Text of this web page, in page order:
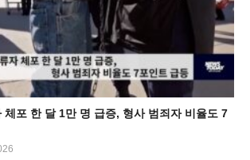
체포 한 달 1만 명 급증, 형사 범죄자 비율도 7